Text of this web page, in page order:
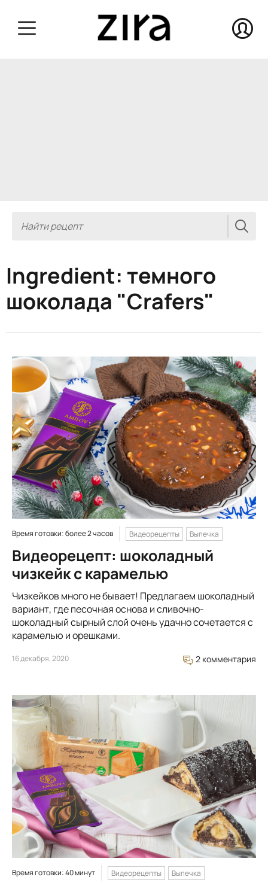
Ingredient: темного
шоколада "Crafers"
Время готовки: более 2 часов Видеорецепты Выпечка
Видеорецепт: шоколадный
чизкейк с карамелью
Чизкейков много не бывает! Предлагаем шоколадный
вариант, где песочная основа и сливочно-
шоколадный сырный слой очень удачно сочетается с
карамелью и орешками.
16 декабря, 2020 2 комментария
Время готовки: 40 минут Видеорецепты Выпечка